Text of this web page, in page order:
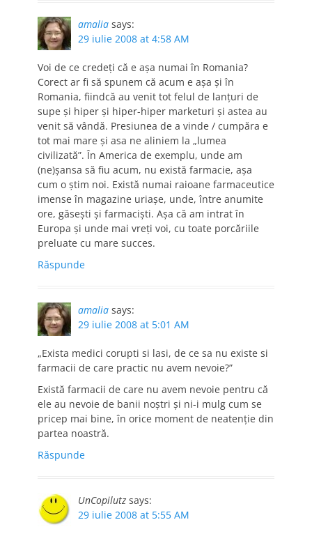
amalia says:
29 iulie 2008 at 4:58 AM
Voi de ce credeţi că e aşa numai în Romania?
Corect ar fi să spunem că acum e aşa şi în
Romania, fiindcă au venit tot felul de lanţuri de
supe şi hiper şi hiper-hiper marketuri şi astea au
venit să vândă. Presiunea de a vinde / cumpăra e
tot mai mare şi asa ne aliniem la „lumea
civilizată”. În America de exemplu, unde am
(ne)şansa să fiu acum, nu există farmacie, aşa
cum o ştim noi. Există numai raioane farmaceutice
imense în magazine uriaşe, unde, între anumite
ore, găseşti şi farmacişti. Aşa că am intrat în
Europa şi unde mai vreţi voi, cu toate porcăriile
preluate cu mare succes.
Răspunde
amalia says:
29 iulie 2008 at 5:01 AM
„Exista medici corupti si lasi, de ce sa nu existe si
farmacii de care practic nu avem nevoie?”
Există farmacii de care nu avem nevoie pentru că
ele au nevoie de banii noştri şi ni-i mulg cum se
pricep mai bine, în orice moment de neatenţie din
partea noastră.
Răspunde
UnCopilutz says:
29 iulie 2008 at 5:55 AM